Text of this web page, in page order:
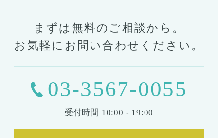
まずは無料のご相談から。
お気軽にお問い合わせください。
03-3567-0055
受付時間 10:00 - 19:00